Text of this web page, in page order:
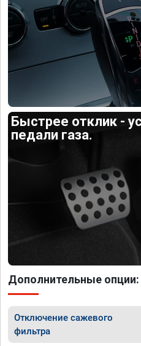
Быстрее отклик -
педали газа.
Дополнительные опции:
Отключение сажевого
фильтра